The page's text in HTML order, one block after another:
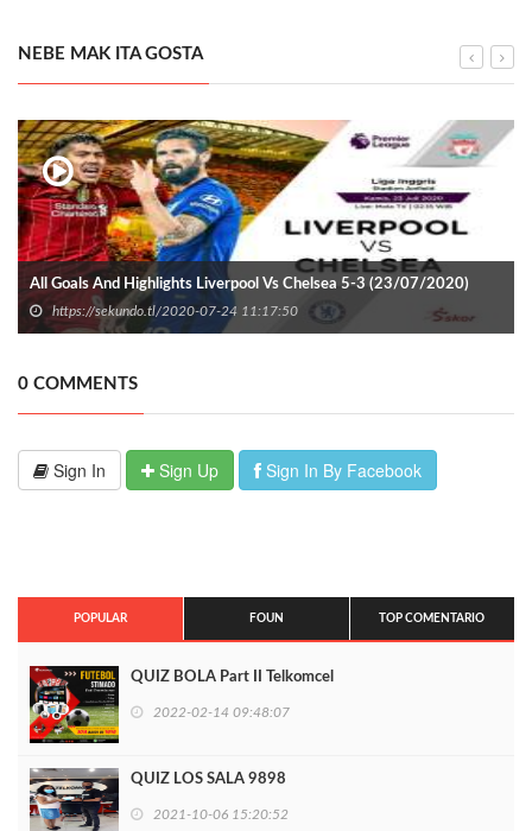
NEBE MAK ITA GOSTA
All Goals And Highlights Liverpool Vs Chelsea 5-3 (23/07/2020)
https://sekundo.tl/2020-07-24 11:17:50
0 COMMENTS
Sign In Sign Up Sign In By Facebook
POPULAR FOUN TOP COMENTARIO
QUIZ BOLA Part II Telkomcel
2022-02-14 09:48:07
QUIZ LOS SALA 9898
2021-10-06 15:20:52